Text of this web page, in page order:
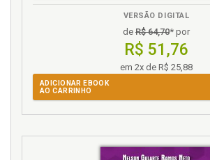
Estado. Responsabilidade estatal, p.
Exclusão da minoria (Minderheit
Função social. Propriedade
social, p. 131
G
Grupo de sociedades, p. 191
VERSÃO DIGITAL
de R$ 64,70* por
R$ 51,76
em 2x de R$ 25,88
ADICIONAR EBOOK
AO CARRINHO